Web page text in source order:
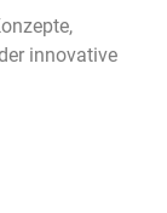
innovative